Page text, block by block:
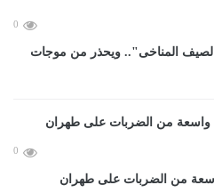
0
المناخى".. ويحذر من موجات
0
من الضربات على طهران